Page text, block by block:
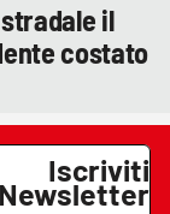
il
costato
Iscriviti